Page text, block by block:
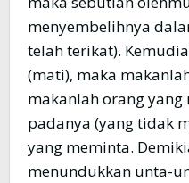
menyembelihnya
telah terikat).
(mati), maka
makanlah orang yang
padanya (yang tidak
yang meminta.
menundukkan unta-